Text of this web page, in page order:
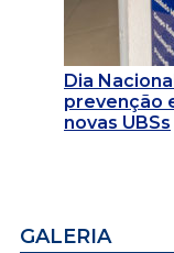
Dia
prevenção
novas UBSs
GALERIA